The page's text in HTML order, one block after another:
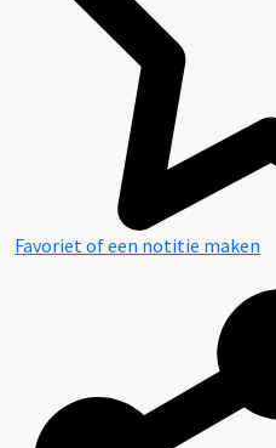
Favoriet of een notitie maken